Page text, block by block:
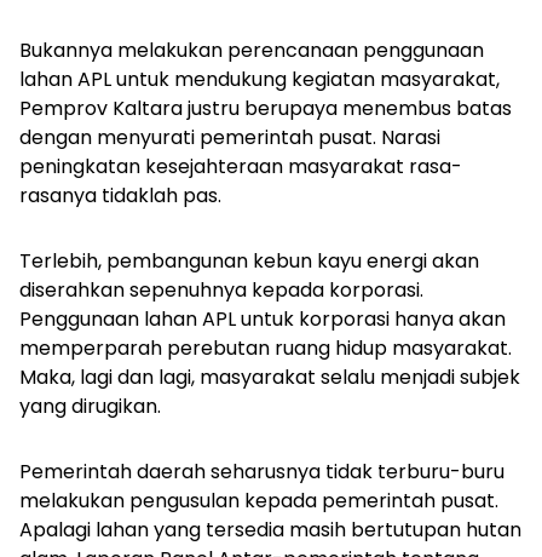
Bukannya melakukan perencanaan penggunaan
lahan APL untuk mendukung kegiatan masyarakat,
Pemprov Kaltara justru berupaya menembus batas
dengan menyurati pemerintah pusat. Narasi
peningkatan kesejahteraan masyarakat rasa-
rasanya tidaklah pas.
Terlebih, pembangunan kebun kayu energi akan
diserahkan sepenuhnya kepada korporasi.
Penggunaan lahan APL untuk korporasi hanya akan
memperparah perebutan ruang hidup masyarakat.
Maka, lagi dan lagi, masyarakat selalu menjadi subjek
yang dirugikan.
Pemerintah daerah seharusnya tidak terburu-buru
melakukan pengusulan kepada pemerintah pusat.
Apalagi lahan yang tersedia masih bertutupan hutan